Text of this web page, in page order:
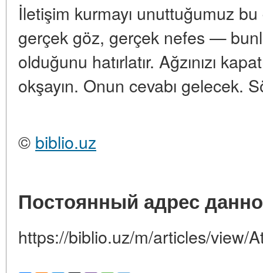
İletişim kurmayı unuttuğumuz
gerçek göz, gerçek nefes —
olduğunu hatırlatır. Ağzınızı
okşayın. Onun cevabı gelecek.
© biblio.uz
Постоянный адрес
https://biblio.uz/m/articles/view/